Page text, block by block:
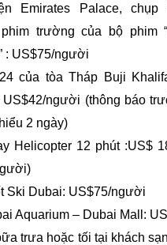
Emirates Palace,
trường của bộ phim
: US$75/người
của tòa Tháp Buji
US$42/người (thông báo
2 ngày)
Helicopter 12 phút :US$
Ski Dubai: US$75/người
Aquarium – Dubai Mall:
trưa hoặc tối tại khách